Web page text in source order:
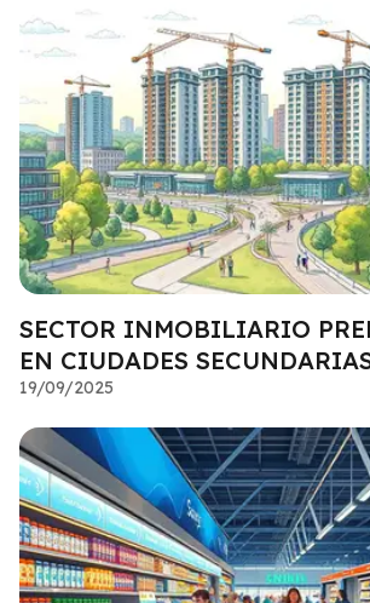
SECTOR INMOBILIARIO
EN CIUDADES
19/09/2025